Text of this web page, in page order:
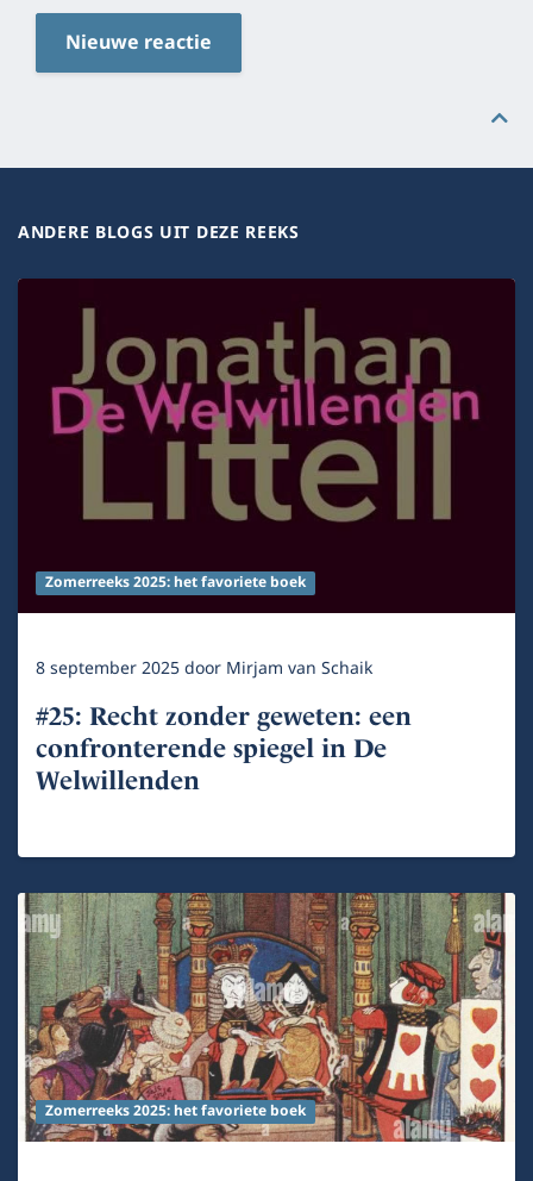
Nieuwe reactie
ANDERE BLOGS UIT DEZE REEKS
Zomerreeks 2025: het favoriete boek
8 september 2025door Mirjam van Schaik
#25: Recht zonder geweten: een
confronterende spiegel in De
Welwillenden
Zomerreeks 2025: het favoriete boek